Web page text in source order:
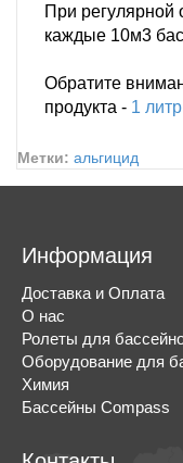
При регулярной
каждые 10м3
Обратите
продукта - 1 литр
Метки: альгицид
Информация
Доставка и Оплата
О нас
Ролеты для
Оборудование для
Химия
Бассейны Compass